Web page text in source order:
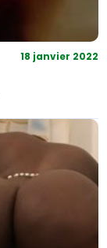
18 janvier 2022